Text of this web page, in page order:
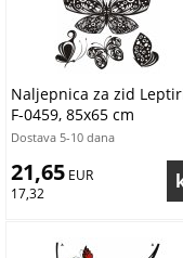
Naljepnica za zid
F-0459, 85x65 cm
Dostava 5-10 dana
21,65 EUR
17,32